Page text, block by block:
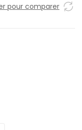
pour comparer